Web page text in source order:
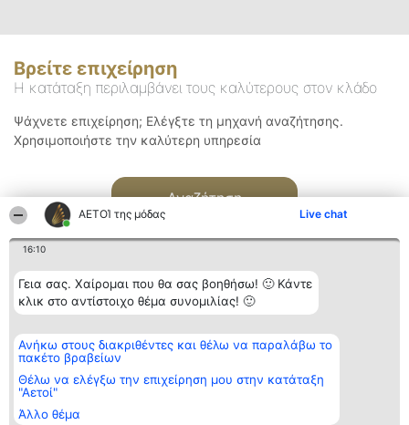
ΑΕΤΟΊ της μόδας Live chat
16:10
Γεια σας. Χαίρομαι που θα σας βοηθήσω! 🙂 Κάντε
κλικ στο αντίστοιχο θέμα συνομιλίας! 🙂
Ανήκω στους διακριθέντες και θέλω να παραλάβω το
πακέτο βραβείων
Θέλω να ελέγξω την επιχείρηση μου στην κατάταξη
"Αετοί"
Άλλο θέμα
Βρείτε επιχείρηση
Η κατάταξη περιλαμβάνει τους καλύτερους στον κλάδο
Ψάχνετε επιχείρηση; Ελέγξτε τη μηχανή αναζήτησης.
Χρησιμοποιήστε την καλύτερη υπηρεσία
Αναζήτηση
Διοργανωτής της
κατάταξης
BEAUTIFUL COMPANY
ΤΗΛ. ΕΠΙΚΟΙΝΩΝΙΑΣ:
2104128019
email:
Κατάταξη
Διακριθέντες
των
διακριθέντων
Επικοινωνία
Επικοινωνία